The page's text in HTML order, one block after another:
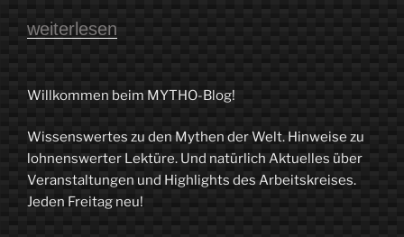
„Schwarze
weiße
–
Von
gefährlichen
weiterlesen
Willkommen beim MYTHO-Blog!
Wissenswertes zu den Mythen der Welt. Hinweise zu
lohnenswerter Lektüre. Und natürlich Aktuelles über
Veranstaltungen und Highlights des Arbeitskreises.
Jeden Freitag neu!